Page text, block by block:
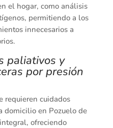
el hogar, como análisis
permitiendo a los
innecesarios a
paliativos y
por presión
requieren cuidados
domicilio en Pozuelo de
ofreciendo